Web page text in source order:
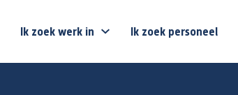
Ik zoek werk in Ik zoek personeel